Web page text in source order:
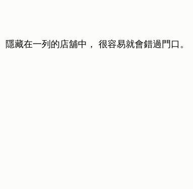
藏在一列的店舖中， 很容易就會錯過門口。